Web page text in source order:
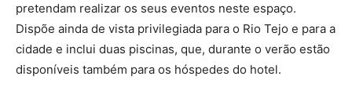
pretendam realizar os seus eventos neste espaço.
Dispõe ainda de vista privilegiada para o Rio Tejo e para a
cidade e inclui duas piscinas, que, durante o verão estão
disponíveis também para os hóspedes do hotel.